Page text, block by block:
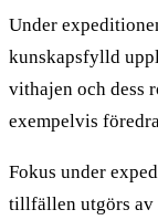
Under
kunskapsfylld
vithajen och dess
exempelvis
Fokus under
tillfällen utgörs